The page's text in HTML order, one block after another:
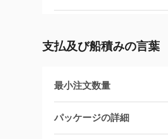
支払及び船積みの言葉
最小注文数量
パッケージの詳細